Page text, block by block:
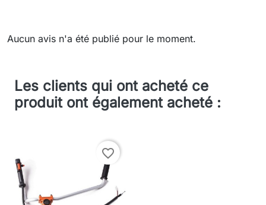
Aucun avis n'a été publié pour le moment.
Les clients qui ont acheté ce
produit ont également acheté :
favorite_border